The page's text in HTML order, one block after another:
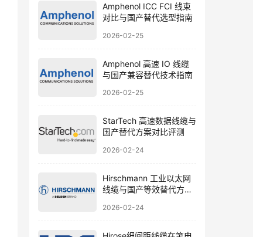
Amphenol ICC FCI 线束
对比与国产替代选型指南
2026-02-25
Amphenol 高速 IO 线缆
与国产兼容替代技术指南
2026-02-25
StarTech 高速数据线缆与
国产替代方案对比评测
2026-02-24
Hirschmann 工业以太网
线缆与国产等效替代方案
2026-02-24